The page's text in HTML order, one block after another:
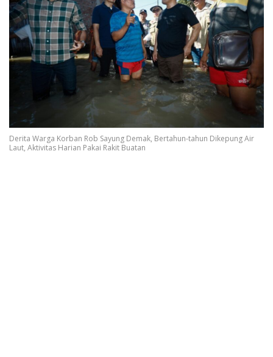
Derita Warga Korban Rob Sayung Demak, Bertahun-tahun Dikepung Air
Laut, Aktivitas Harian Pakai Rakit Buatan